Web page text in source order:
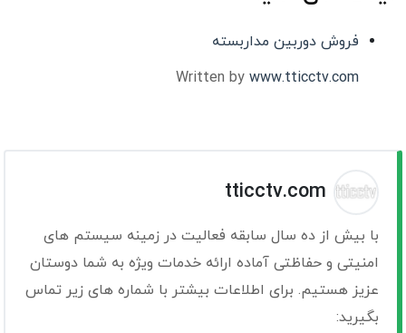
فروش دوربین مداربسته
Written by www.tticctv.com
tticctv.com
با بیش از ده سال سابقه فعالیت در زمینه سیستم های
امنیتی و حفاظتی آماده ارائه خدمات ویژه به شما دوستان
عزیز هستیم. برای اطلاعات بیشتر با شماره های زیر تماس
بگیرید: